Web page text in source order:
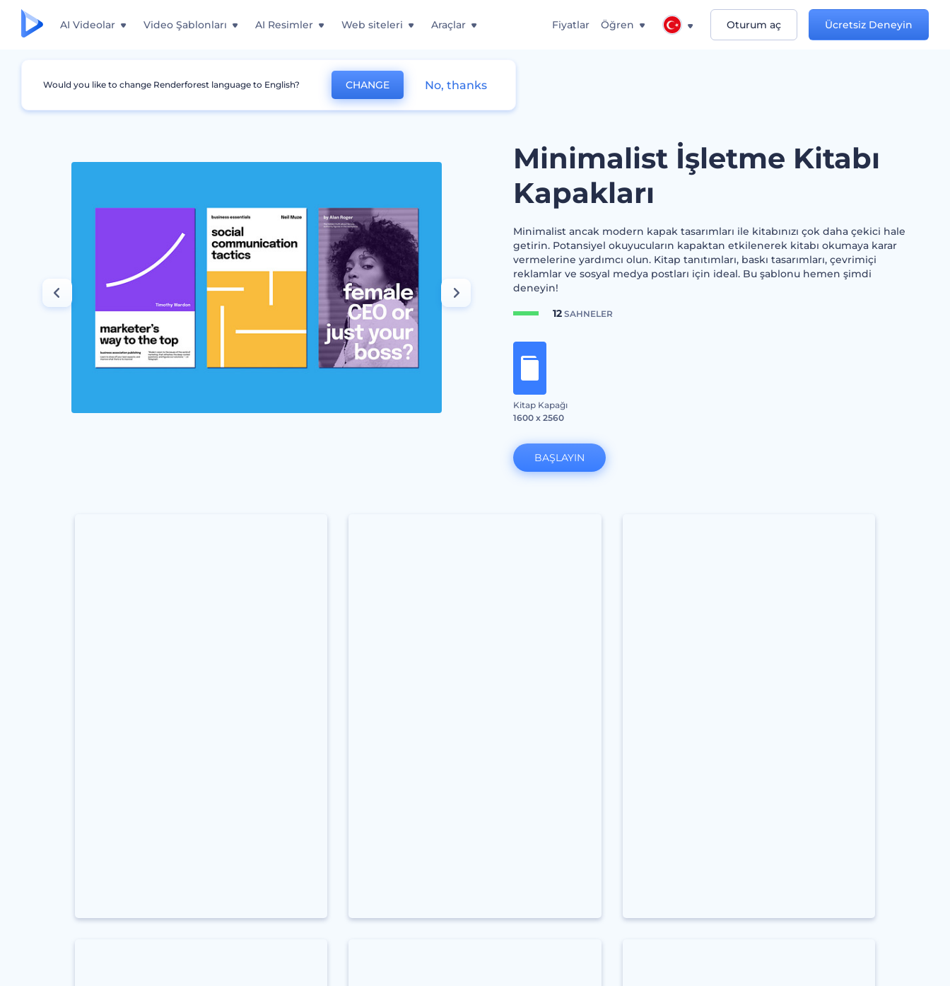
AI Videolar Video Şablonları AI Resimler Web siteleri Araçlar Fiyatlar Öğren Oturum aç Ücretsiz Deneyin
Grafikler Kitap Kapakları Minimalist İşletme Kitabı Kapakları
Minimalist İşletme Kitabı
Kapakları
Minimalist ancak modern kapak tasarımları ile kitabınızı çok daha çekici hale
getirin. Potansiyel okuyucuların kapaktan etkilenerek kitabı okumaya karar
vermelerine yardımcı olun. Kitap tanıtımları, baskı tasarımları, çevrimiçi
reklamlar ve sosyal medya postları için ideal. Bu şablonu hemen şimdi
deneyin!
12SAHNELER
Kitap Kapağı
1600 x 2560
BAŞLAYIN
Would you like to change Renderforest language to English? CHANGE No, thanks